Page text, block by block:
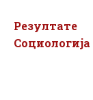
Социологија